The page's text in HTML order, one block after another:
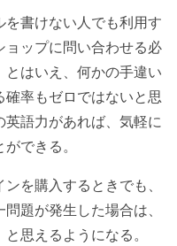
書けない人でも利用す
ップに問い合わせる必
はいえ、何かの手違い
率もゼロではないと思
語力があれば、気軽に
できる。
を購入するときでも、
題が発生した場合は、
思えるようになる。